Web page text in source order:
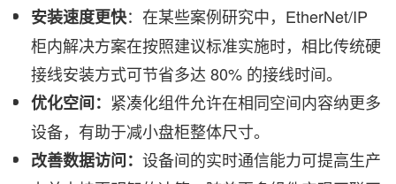
安装速度更快：在某些案例研究中，EtherNet/IP
柜内解决方案在按照建议标准实施时，相比传统硬
接线安装方式可节省多达 80% 的接线时间。
优化空间： 紧凑化组件允许在相同空间内容纳更多
设备，有助于减小盘柜整体尺寸。
改善数据访问： 设备间的实时通信能力可提高生产